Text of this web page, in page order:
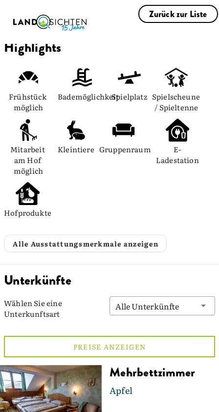
Zurück zur Liste
Highlights
Frühstück
möglich
BademöglichkeitSpielplatz Spielscheune
/ Spieltenne
Mitarbeit
am Hof
möglich
Kleintiere Gruppenraum
E-
Ladestation
Hofprodukte
Alle Ausstattungsmerkmale anzeigen
Unterkünfte
Wählen Sie eine
Unterkunftsart
Alle Unterkünfte
PREISE ANZEIGEN
Mehrbettzimmer
Apfel